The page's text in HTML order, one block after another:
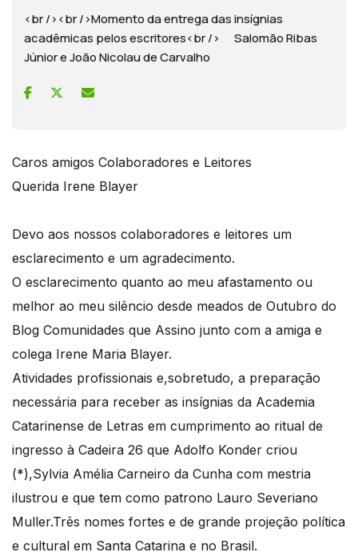
<br /><br />Momento da entrega das insígnias
acadêmicas pelos escritores<br /> Salomão Ribas
Júnior e João Nicolau de Carvalho
Caros amigos Colaboradores e Leitores
Querida Irene Blayer
Devo aos nossos colaboradores e leitores um
esclarecimento e um agradecimento.
O esclarecimento quanto ao meu afastamento ou
melhor ao meu silêncio desde meados de Outubro do
Blog Comunidades que Assino junto com a amiga e
colega Irene Maria Blayer.
Atividades profissionais e,sobretudo, a preparação
necessária para receber as insígnias da Academia
Catarinense de Letras em cumprimento ao ritual de
ingresso à Cadeira 26 que Adolfo Konder criou
(*),Sylvia Amélia Carneiro da Cunha com mestria
ilustrou e que tem como patrono Lauro Severiano
Muller.Três nomes fortes e de grande projeção política
e cultural em Santa Catarina e no Brasil.